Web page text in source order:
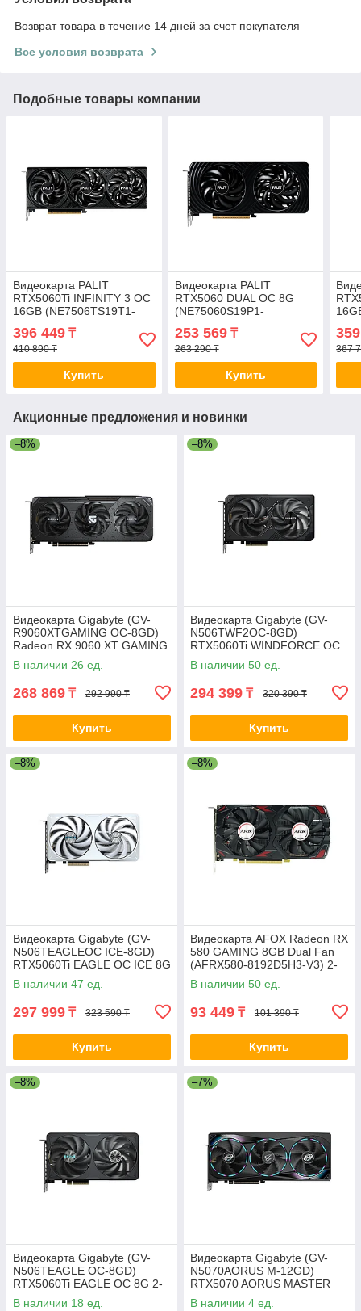
Возврат товара в течение 14 дней за счет покупателя
Все условия возврата
Подобные товары компании
Видеокарта PALIT
RTX5060Ti INFINITY 3 OC
16GB (NE7506TS19T1-
GB2061S) 2-029889-TOP
396 449 ₸
410 890 ₸
Купить
Видеокарта PALIT
RTX5060 DUAL OC 8G
(NE75060S19P1-
GB2063D) 2-030066-TOP
253 569₸
263 290 ₸
Купить
367
Акционные предложения и новинки
–8%
Видеокарта Gigabyte (GV-
R9060XTGAMING OC-8GD)
Radeon RX 9060 XT GAMING
OC 8G 2-030523-TOP
В наличии 26 ед.
268 869 ₸ 292 990 ₸
Купить
–8%
Видеокарта Gigabyte (GV-
N506TWF2OC-8GD)
RTX5060Ti WINDFORCE OC
8G 2-029817-TOP
В наличии 50 ед.
294 399 ₸ 320 390 ₸
Купить
–8%
Видеокарта Gigabyte (GV-
N506TEAGLEOC ICE-8GD)
RTX5060Ti EAGLE OC ICE 8G
2-029819-TOP
В наличии 47 ед.
297 999 ₸ 323 590 ₸
Купить
–8%
Видеокарта AFOX Radeon RX
580 GAMING 8GB Dual Fan
(AFRX580-8192D5H3-V3) 2-
032882
В наличии 50 ед.
93 449 ₸ 101 390 ₸
Купить
–8%
Видеокарта Gigabyte (GV-
N506TEAGLE OC-8GD)
RTX5060Ti EAGLE OC 8G 2-
029818-TOP
В наличии 18 ед.
–7%
Видеокарта Gigabyte (GV-
N5070AORUS M-12GD)
RTX5070 AORUS MASTER
12G 2-028886-TOP
В наличии 4 ед.